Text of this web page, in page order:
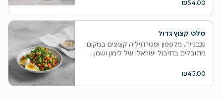
₪54.00
סלט קצוץ גדול
עגבנייה, מלפפון ופטרוזיליה קצוצים במקום,
מתובלים בתיבול ישראלי של לימון ושמן...
₪45.00